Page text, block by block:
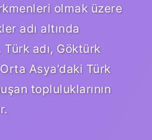
olmak üzere
adı altında
Türk adı, Göktürk
Asya’daki Türk
topluluklarının